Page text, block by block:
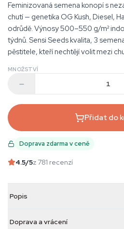
Feminizovaná semena konopí s
chutí — genetika OG Kush, Diesel,
odrůdě. Výnosy 500–550 g/m²
týdnů. Sensi Seeds kvalita, 3
pěstitele, kteří nechtějí volit mezi
MNOŽSTVÍ
Přidat do
Doprava zdarma v ceně
4.5/5z 781 recenzí
Popis
Doprava a vrácení